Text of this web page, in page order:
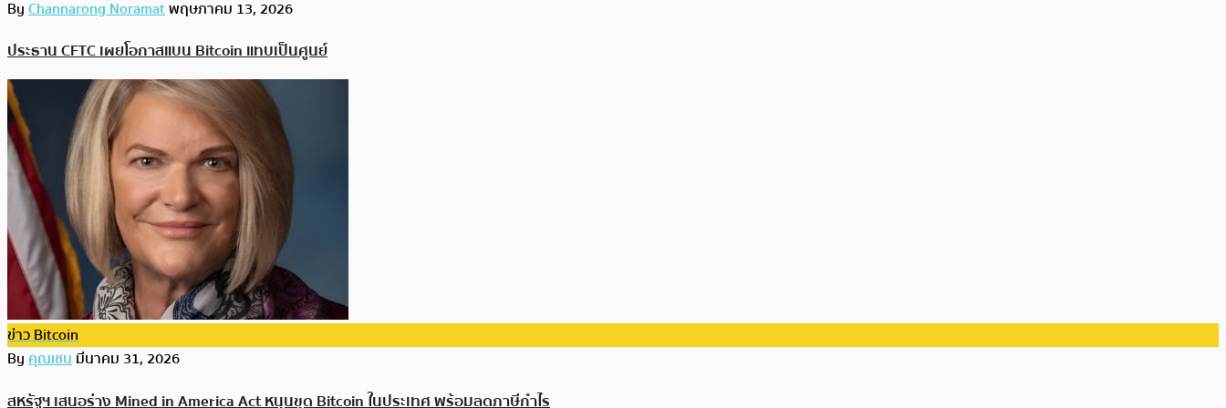
ByChannarong Noramatพฤษภาคม 13, 2026
ประธาน CFTC เผยโอกาสแบน Bitcoin แทบเป็นศูนย์
ข่าว Bitcoin
Byคุณเชนมีนาคม 31, 2026
สหรัฐฯ เสนอร่าง Mined in America Act หนุนขุด Bitcoin ในประเทศ พร้อมลดภาษีกำไร